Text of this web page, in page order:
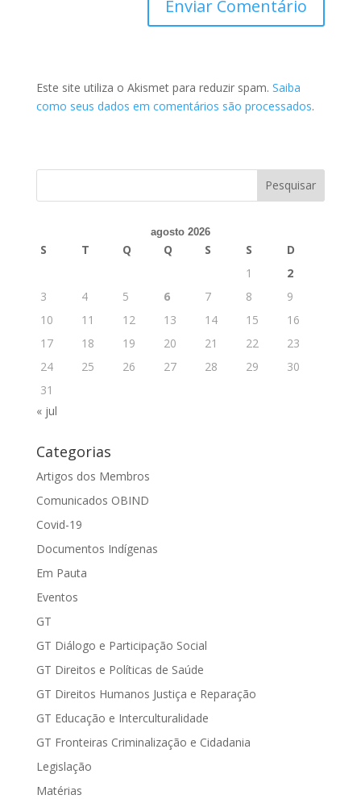
Este site utiliza o Akismet para reduzir spam. Saiba
como seus dados em comentários são processados.
agosto 2026
S T Q Q S S
D
1
2
3
4 5 6 7 8
9
10
11 12 13 14 15
16
17
18 19 20 21 22
23
24
25 26 27 28 29
30
31
« jul
Categorias
Artigos dos Membros
Comunicados OBIND
Covid-19
Documentos Indígenas
Em Pauta
Eventos
GT
GT Diálogo e Participação Social
GT Direitos e Políticas de Saúde
GT Direitos Humanos Justiça e Reparação
GT Educação e Interculturalidade
GT Fronteiras Criminalização e Cidadania
Legislação
Matérias